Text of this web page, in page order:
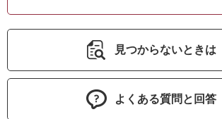
見つからないときは
よくある質問と回答